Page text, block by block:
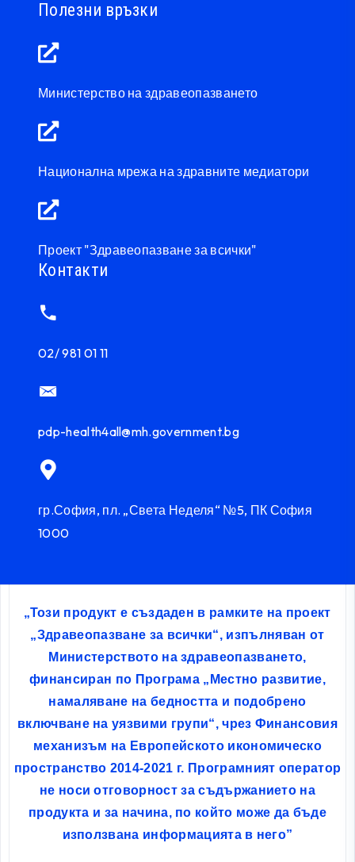
Полезни връзки
Министерство на здравеопазването
Национална мрежа на здравните медиатори
Проект "Здравеопазване за всички"
Контакти
02/ 981 01 11
pdp-health4all@mh.government.bg
гр.София, пл. „Света Неделя“ №5, ПК София
1000
„Този продукт е създаден в рамките на проект
„Здравеопазване за всички“, изпълняван от
Министерството на здравеопазването,
финансиран по Програма „Местно развитие,
намаляване на бедността и подобрено
включване на уязвими групи“, чрез Финансовия
механизъм на Европейското икономическо
пространство 2014-2021 г. Програмният оператор
не носи отговорност за съдържанието на
продукта и за начина, по който може да бъде
използвана информацията в него”